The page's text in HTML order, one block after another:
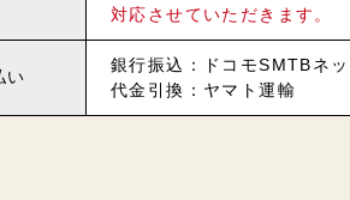
対応させていただきます。
い
銀行振込：ドコモSMTBネ
代金引換：ヤマト運輸